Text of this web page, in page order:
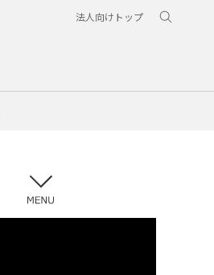
法人向けトップ